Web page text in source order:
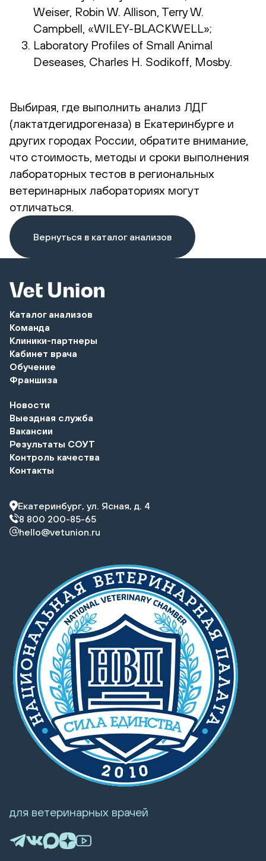
Weiser, Robin W. Allison, Terry W.
Campbell, «WILEY-BLACKWELL»;
Laboratory Profiles of Small Animal
Deseases, Charles H. Sodikoff, Mosby.
Выбирая, где выполнить анализ ЛДГ
(лактатдегидрогеназа) в Екатеринбурге и
других городах России, обратите внимание,
что стоимость, методы и сроки выполнения
лабораторных тестов в региональных
ветеринарных лабораториях могут
отличаться.
Вернуться в каталог анализов
Каталог анализов
Команда
Клиники-партнеры
Кабинет врача
Обучение
Франшиза
Новости
Выездная служба
Вакансии
Результаты СОУТ
Контроль качества
Контакты
Екатеринбург, ул. Ясная, д. 4
8 800 200-85-65
hello@vetunion.ru
для ветеринарных врачей